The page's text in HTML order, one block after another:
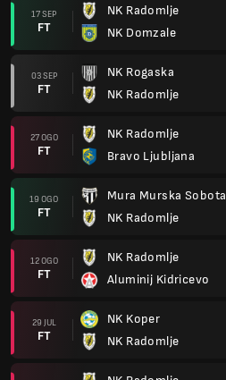
17 SEP
FT
NK Radomlje
NK Domzale
03 SEP
FT
NK Rogaska
NK Radomlje
27 OGO
FT
NK Radomlje
Bravo Ljubljana
19 OGO
FT
Mura Murska Sobota
NK Radomlje
12 OGO
FT
NK Radomlje
Aluminij Kidricevo
29 JUL
FT
NK Koper
NK Radomlje